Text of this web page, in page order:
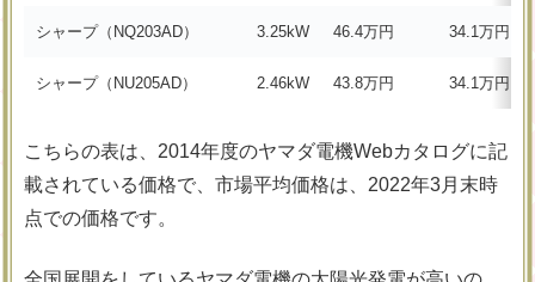
シャープ（NQ203AD） 3.25kW 46.4万円 34.1万円
シャープ（NU205AD） 2.46kW 43.8万円 34.1万円
こちらの表は、2014年度のヤマダ電機Webカタログに記
載されている価格で、市場平均価格は、2022年3月末時
点での価格です。